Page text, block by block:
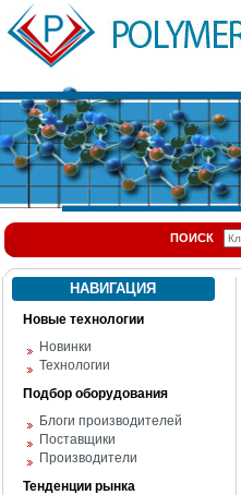
ПОИСК
НАВИГАЦИЯ
Новые технологии
Новинки
Технологии
Подбор оборудования
Блоги производителей
Поставщики
Производители
Тенденции рынка